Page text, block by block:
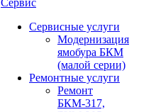
Сервис
Сервисные услуги
Модернизация
ямобура БКМ
(малой серии)
Ремонтные услуги
Ремонт
БКМ-317,